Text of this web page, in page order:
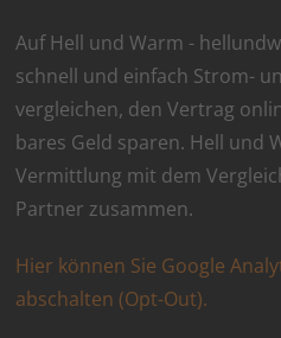
Auf Hell und Warm -
schnell und einfach Strom-
vergleichen, den Vertrag
bares Geld sparen. Hell und
Vermittlung mit dem
Partner zusammen.
Hier können Sie Google
abschalten (Opt-Out).